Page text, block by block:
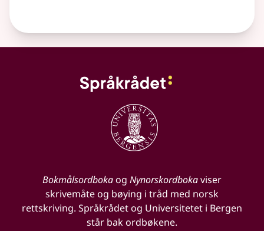
Bokmålsordbokaog Nynorskordbokaviser
skrivemåte og bøying i tråd med norsk
rettskriving. Språkrådet og Universitetet i Bergen
står bak ordbøkene.